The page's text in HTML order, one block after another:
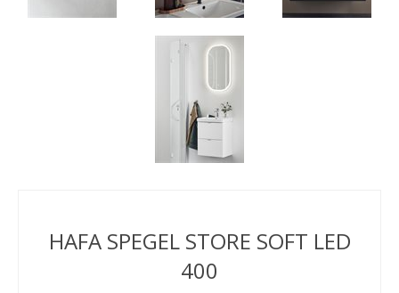
HAFA SPEGEL STORE SOFT LED
400